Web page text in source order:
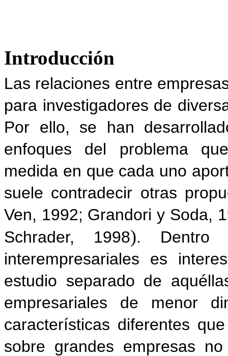
Introducción
Las relaciones entre
para investigadores de
Por ello, se han
enfoques del problema
medida en que cada uno
suele contradecir otras
Ven, 1992; Grandori y Soda,
Schrader, 1998). Dentro
interempresariales es
estudio separado de
empresariales de menor
características diferentes
sobre grandes empresas